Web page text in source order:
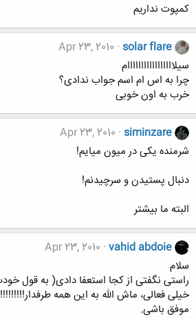
کمپوت نداریم
solar flare
Apr 23, 2010
سیلااااااااااااااااام
چرا به اس ام اسم جواب ندادی؟
خرب به اون خوبی
siminzare
Apr 23, 2010
شرمنده یکی در میون میایم!
دنبال پستیدن و سرچیدنم!
البته ما بیشتر
vahid abdoie
Apr 23, 2010
سلام
راستی نگفتی از کجا استعفا دادی( به قول
خیلی فعالی، ماش الله به این همه
موفق باشی.